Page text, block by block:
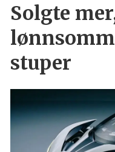
Solgte
stuper